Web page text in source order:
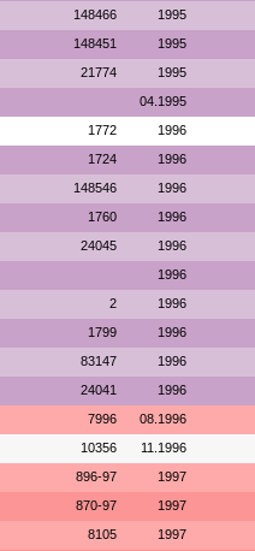
148466 1995
148451 1995
21774 1995
04.1995
1772 1996
1724 1996
148546 1996
1760 1996
24045 1996
1996
2 1996
1799 1996
83147 1996
24041 1996
7996 08.1996
10356 11.1996
896-97 1997
870-97 1997
8105 1997